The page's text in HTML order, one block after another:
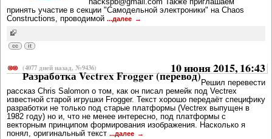
принять участие в секции "Самодельной электроники" на Chaos
Constructions, проводимой ...далее
cc it
10 июня 2015, 16:43
(4077 дней назад, №9436)
Разработка Vectrex Frogger (перевод)Решил перевести
рассказ Chris Salomon о том, как он писал ремейк под Vectrex
известной старой игрушки Frogger. Текст хорошо передаёт специфику
разработки не только под старые платформы (Vectrex выпущен в
1982 году) но и, что не менее интересно, под платформы с
векторным принципом формирования изображения. Насколько я
понял, оригинальный текст ...далее